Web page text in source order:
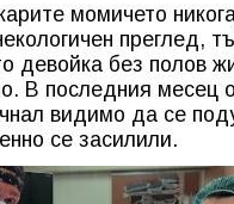
момичето
преглед,
девойка без полов
В последния месец
видимо да се
се засилили.